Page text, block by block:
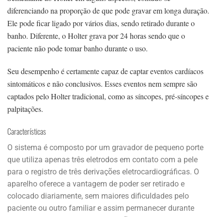
diferenciando na proporção de que pode gravar em longa duração.
Ele pode ficar ligado por vários dias, sendo retirado durante o
banho. Diferente, o Holter grava por 24 horas sendo que o
paciente não pode tomar banho durante o uso.
Seu desempenho é certamente capaz de captar eventos cardíacos
sintomáticos e não conclusivos. Esses eventos nem sempre são
captados pelo Holter tradicional, como as síncopes, pré-síncopes e
palpitações.
Características
O sistema é composto por um gravador de pequeno porte
que utiliza apenas três eletrodos em contato com a pele
para o registro de três derivações eletrocardiográficas. O
aparelho oferece a vantagem de poder ser retirado e
colocado diariamente, sem maiores dificuldades pelo
paciente ou outro familiar e assim permanecer durante